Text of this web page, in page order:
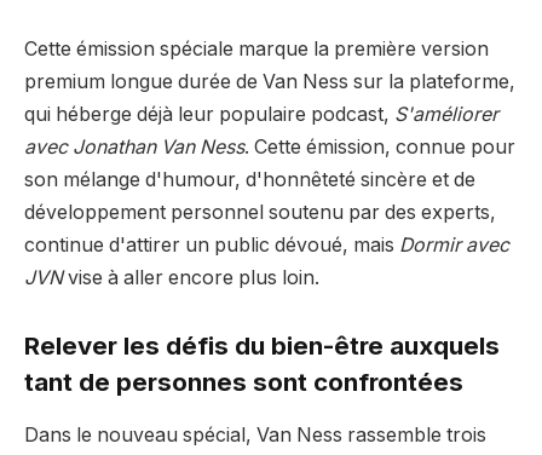
Cette émission spéciale marque la première version
premium longue durée de Van Ness sur la plateforme,
qui héberge déjà leur populaire podcast, S'améliorer
avec Jonathan Van Ness. Cette émission, connue pour
son mélange d'humour, d'honnêteté sincère et de
développement personnel soutenu par des experts,
continue d'attirer un public dévoué, mais Dormir avec
JVNvise à aller encore plus loin.
Relever les défis du bien-être auxquels
tant de personnes sont confrontées
Dans le nouveau spécial, Van Ness rassemble trois